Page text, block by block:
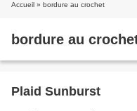
Accueil » bordure au crochet
bordure au
Plaid Sunburst